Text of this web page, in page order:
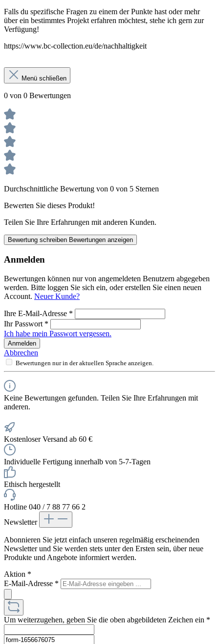
Falls du spezifische Fragen zu einem der Punkte hast oder mehr
über ein bestimmtes Projekt erfahren möchtest, stehe ich gern zur
Verfügung!
https://www.bc-collection.eu/de/nachhaltigkeit
Menü schließen
0 von 0 Bewertungen
Durchschnittliche Bewertung von 0 von 5 Sternen
Bewerten Sie dieses Produkt!
Teilen Sie Ihre Erfahrungen mit anderen Kunden.
Bewertung schreiben Bewertungen anzeigen
Anmelden
Bewertungen können nur von angemeldeten Benutzern abgegeben
werden. Bitte loggen Sie sich ein, oder erstellen Sie einen neuen
Account. Neuer Kunde?
Ihre E-Mail-Adresse *
Ihr Passwort *
Ich habe mein Passwort vergessen.
Anmelden
Abbrechen
Bewertungen nur in der aktuellen Sprache anzeigen.
Keine Bewertungen gefunden. Teilen Sie Ihre Erfahrungen mit
anderen.
Kostenloser Versand ab 60 €
Individuelle Fertigung innerhalb von 5-7-Tagen
Ethisch hergestellt
Hotline 040 / 7 88 77 66 2
Newsletter
Abonnieren Sie jetzt einfach unseren regelmäßig erscheinenden
Newsletter und Sie werden stets unter den Ersten sein, über neue
Produkte und Angebote informiert werden.
Aktion *
E-Mail-Adresse *
Um weiterzugehen, geben Sie die oben abgebildeten Zeichen ein *